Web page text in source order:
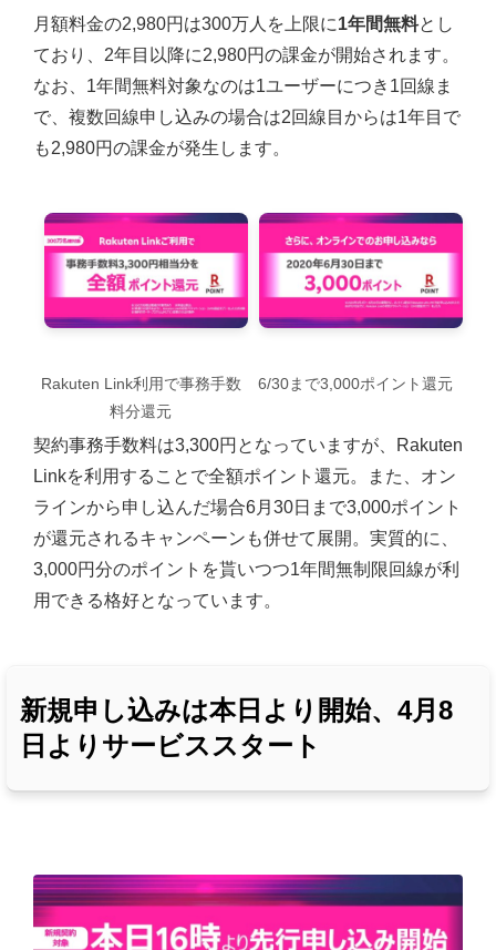
月額料金の2,980円は300万人を上限に1年間無料とし
ており、2年目以降に2,980円の課金が開始されます。
なお、1年間無料対象なのは1ユーザーにつき1回線ま
で、複数回線申し込みの場合は2回線目からは1年目で
も2,980円の課金が発生します。
Rakuten Link利用で事務手数
料分還元
6/30まで3,000ポイント還元
契約事務手数料は3,300円となっていますが、Rakuten
Linkを利用することで全額ポイント還元。また、オン
ラインから申し込んだ場合6月30日まで3,000ポイント
が還元されるキャンペーンも併せて展開。実質的に、
3,000円分のポイントを貰いつつ1年間無制限回線が利
用できる格好となっています。
新規申し込みは本日より開始、4月8
日よりサービススタート